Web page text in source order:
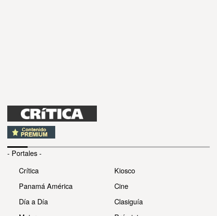
- Portales -
Crítica
Panamá América
Día a Día
Kiosco
Cine
Clasiguía